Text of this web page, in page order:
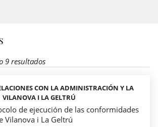
9 resultados
CON LA ADMINISTRACIÓN Y LA
VILANOVA I LA GELTRÚ
de ejecución de las conformidades
Vilanova i La Geltrú